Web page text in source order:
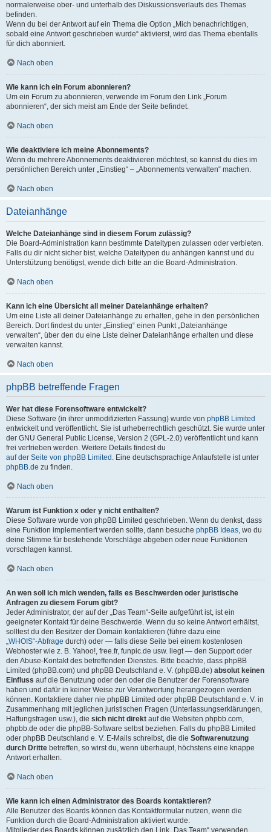
normalerweise ober- und unterhalb des Diskussionsverlaufs des Themas
befinden.
Wenn du bei der Antwort auf ein Thema die Option „Mich benachrichtigen,
sobald eine Antwort geschrieben wurde“ aktivierst, wird das Thema ebenfalls
für dich abonniert.
Nach oben
Wie kann ich ein Forum abonnieren?
Um ein Forum zu abonnieren, verwende im Forum den Link „Forum
abonnieren“, der sich meist am Ende der Seite befindet.
Nach oben
Wie deaktiviere ich meine Abonnements?
Wenn du mehrere Abonnements deaktivieren möchtest, so kannst du dies im
persönlichen Bereich unter „Einstieg“ – „Abonnements verwalten“ machen.
Nach oben
Dateianhänge
Welche Dateianhänge sind in diesem Forum zulässig?
Die Board-Administration kann bestimmte Dateitypen zulassen oder verbieten.
Falls du dir nicht sicher bist, welche Dateitypen du anhängen kannst und du
Unterstützung benötigst, wende dich bitte an die Board-Administration.
Nach oben
Kann ich eine Übersicht all meiner Dateianhänge erhalten?
Um eine Liste all deiner Dateianhänge zu erhalten, gehe in den persönlichen
Bereich. Dort findest du unter „Einstieg“ einen Punkt „Dateianhänge
verwalten“, über den du eine Liste deiner Dateianhänge erhalten und diese
verwalten kannst.
Nach oben
phpBB betreffende Fragen
Wer hat diese Forensoftware entwickelt?
Diese Software (in ihrer unmodifizierten Fassung) wurde von phpBB Limited
entwickelt und veröffentlicht. Sie ist urheberrechtlich geschützt. Sie wurde unter
der GNU General Public License, Version 2 (GPL-2.0) veröffentlicht und kann
frei vertrieben werden. Weitere Details findest du
auf der Seite von phpBB Limited . Eine deutschsprachige Anlaufstelle ist unter
phpBB.de zu finden.
Nach oben
Warum ist Funktion x oder y nicht enthalten?
Diese Software wurde von phpBB Limited geschrieben. Wenn du denkst, dass
eine Funktion implementiert werden sollte, dann besuche phpBB Ideas, wo du
deine Stimme für bestehende Vorschläge abgeben oder neue Funktionen
vorschlagen kannst.
Nach oben
An wen soll ich mich wenden, falls es Beschwerden oder juristische
Anfragen zu diesem Forum gibt?
Jeder Administrator, der auf der „Das Team“-Seite aufgeführt ist, ist ein
geeigneter Kontakt für deine Beschwerde. Wenn du so keine Antwort erhältst,
solltest du den Besitzer der Domain kontaktieren (führe dazu eine
„WHOIS“-Abfrage durch) oder — falls diese Seite bei einem kostenlosen
Webhoster wie z. B. Yahoo!, free.fr, funpic.de usw. liegt — den Support oder
den Abuse-Kontakt des betreffenden Dienstes. Bitte beachte, dass phpBB
Limited (phpBB.com) und phpBB Deutschland e. V. (phpBB.de) absolut keinen
Einfluss auf die Benutzung oder den oder die Benutzer der Forensoftware
haben und dafür in keiner Weise zur Verantwortung herangezogen werden
können. Kontaktiere daher nie phpBB Limited oder phpBB Deutschland e. V. in
Zusammenhang mit jeglichen juristischen Fragen (Unterlassungserklärungen,
Haftungsfragen usw.), die sich nicht direkt auf die Websiten phpbb.com,
phpbb.de oder die phpBB-Software selbst beziehen. Falls du phpBB Limited
oder phpBB Deutschland e. V. E-Mails schreibst, die die Softwarenutzung
durch Dritte betreffen, so wirst du, wenn überhaupt, höchstens eine knappe
Antwort erhalten.
Nach oben
Wie kann ich einen Administrator des Boards kontaktieren?
Alle Benutzer des Boards können das Kontaktformular nutzen, wenn die
Funktion durch die Board-Administration aktiviert wurde.
Mitglieder des Boards können zusätzlich den Link „Das Team“ verwenden.